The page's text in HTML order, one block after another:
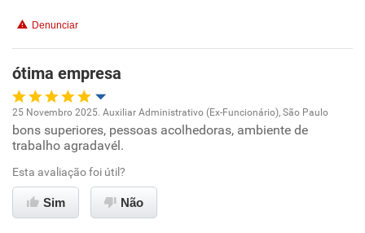
Benefícios
Recomenda esta empresa
Recomenda a diretoria
Denunciar
ótima empresa
Oportunidade de promoção
Ambiente de trabalho
Conciliação com a vida familiar
25 Novembro 2025. Auxiliar Administrativo (Ex-Funcionário), São Paulo
bons superiores, pessoas acolhedoras, ambiente de
trabalho agradavél.
Esta avaliação foi útil?
Sim Não